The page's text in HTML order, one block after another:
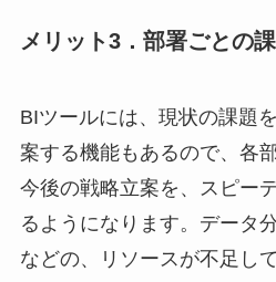
メリット3．部署ごとの
BIツールには、現状の課題
案する機能もあるので、各
今後の戦略立案を、スピー
るようになります。データ
などの、リソースが不足し